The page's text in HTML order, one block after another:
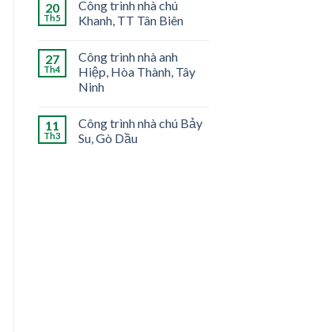
20
Th5
Công trình nhà chú
Khanh, TT Tân Biên
27
Th4
Công trình nhà anh
Hiệp, Hòa Thành, Tây
Ninh
11
Th3
Công trình nhà chú Bảy
Su, Gò Dầu